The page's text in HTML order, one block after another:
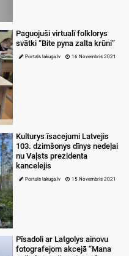
Paguojuši virtualī folklorys
svātki “Bite pyna zalta krūni”
Portals lakuga.lv 16 Novembris 2021
Kulturys īsacejumi Latvejis
103. dzimšonys dīnys nedeļai
nu Vaļsts prezidenta
kancelejis
Portals lakuga.lv 15 Novembris 2021
Pīsadoli ar Latgolys ainovu
fotografejom akcejā “Mana